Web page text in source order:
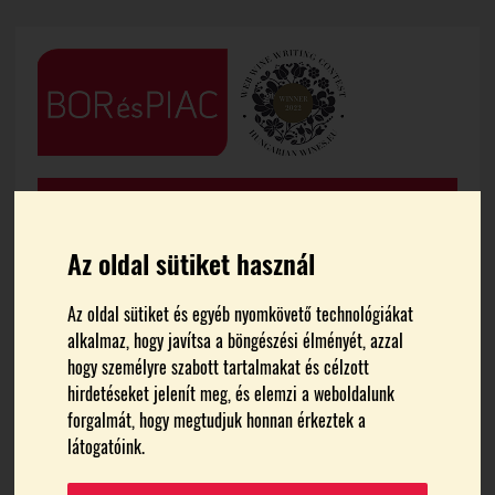
Az oldal sütiket használ
Az oldal sütiket és egyéb nyomkövető technológiákat
alkalmaz, hogy javítsa a böngészési élményét, azzal
hogy személyre szabott tartalmakat és célzott
hirdetéseket jelenít meg, és elemzi a weboldalunk
forgalmát, hogy megtudjuk honnan érkeztek a
látogatóink.
FŐOLDAL HÍREK
Pécsen és a villányi
borvidéken kínál